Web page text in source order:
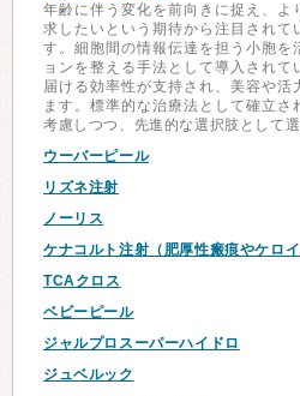
年齢に伴う変化を前向きに捉え、よ
求したいという期待から注目されて
す。細胞間の情報伝達を担う小胞を
ョンを整える手法として導入されて
届ける効率性が支持され、美容や活
ます。標準的な治療法として確立さ
考慮しつつ、先進的な選択肢として選
ウーバーピール
リズネ注射
ノーリス
ケナコルト注射（肥厚性瘢痕やケロイ
TCAクロス
ベビーピール
ジャルプロスーパーハイドロ
ジュベルック